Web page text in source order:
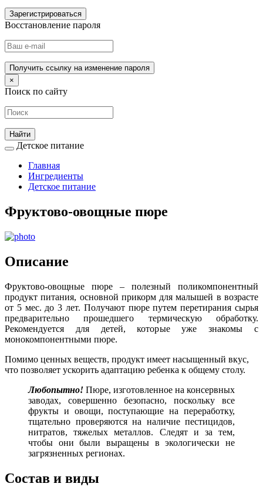
Зарегистрироваться
Восстановление пароля
Получить ссылку на изменение пароля
×
Поиск по сайту
Детское питание
Главная
Ингредиенты
Детское питание
Фруктово-овощные пюре
Описание
Фруктово-овощные пюре – полезный поликомпонентный
продукт питания, основной прикорм для малышей в возрасте
от 5 мес. до 3 лет. Получают пюре путем перетирания сырья
предварительно прошедшего термическую обработку.
Рекомендуется для детей, которые уже знакомы с
монокомпонентными пюре.
Помимо ценных веществ, продукт имеет насыщенный вкус,
что позволяет ускорить адаптацию ребенка к общему столу.
Любопытно! Пюре, изготовленное на консервных
заводах, совершенно безопасно, поскольку все
фрукты и овощи, поступающие на переработку,
тщательно проверяются на наличие пестицидов,
нитратов, тяжелых металлов. Следят и за тем,
чтобы они были выращены в экологически не
загрязненных регионах.
Состав и виды